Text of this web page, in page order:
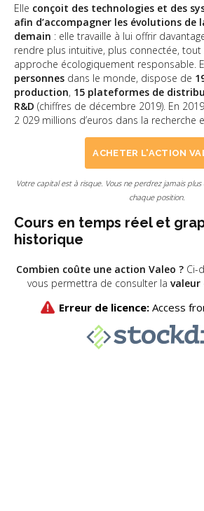
Elle conçoit des technologies et des
afin d’accompagner les évolutions de
demain : elle travaille à lui offrir
rendre plus intuitive, plus connectée,
approche écologiquement responsable.
personnes dans le monde, dispose de
production, 15 plateformes de
R&D (chiffres de décembre 2019). En
2 029 millions d’euros dans la recherche
ACHETER L'ACTION
Votre capital est à risque. Vous ne perdrez jamais
chaque position.
Cours en temps réel et
historique
Combien coûte une action Valeo ? Ci-
vous permettra de consulter la valeur